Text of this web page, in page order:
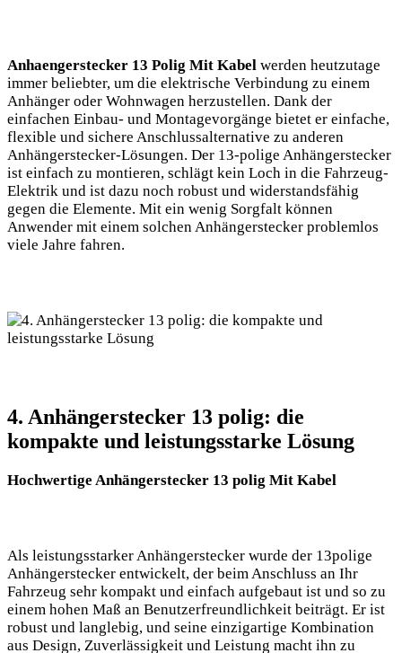
Anhaengerstecker 13 Polig Mit Kabel werden heutzutage
immer beliebter, um die elektrische Verbindung zu einem
Anhänger oder Wohnwagen herzustellen. Dank der
einfachen Einbau- und Montagevorgänge bietet er einfache,
flexible und sichere Anschlussalternative zu anderen
Anhängerstecker-Lösungen. Der 13-polige Anhängerstecker
ist einfach zu montieren, schlägt kein Loch in die Fahrzeug-
Elektrik und ist dazu noch robust und widerstandsfähig
gegen die Elemente. Mit ein wenig Sorgfalt können
Anwender mit einem solchen Anhängerstecker problemlos
viele Jahre fahren.
4. Anhängerstecker 13 polig: die
kompakte und leistungsstarke Lösung
Hochwertige Anhängerstecker 13 polig Mit Kabel
Als leistungsstarker Anhängerstecker wurde der 13polige
Anhängerstecker entwickelt, der beim Anschluss an Ihr
Fahrzeug sehr kompakt und einfach aufgebaut ist und so zu
einem hohen Maß an Benutzerfreundlichkeit beiträgt. Er ist
robust und langlebig, und seine einzigartige Kombination
aus Design, Zuverlässigkeit und Leistung macht ihn zu